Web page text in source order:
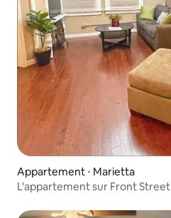
Appartement ⋅ Marietta
L'appartement sur Front Street